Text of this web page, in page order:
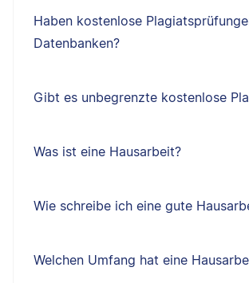
Haben kostenlose
Datenbanken?
Gibt es unbegrenzte kostenlose
Was ist eine Hausarbeit?
Wie schreibe ich eine gute
Welchen Umfang hat eine